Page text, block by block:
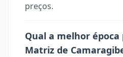
preços.
Qual a melhor
Matriz de